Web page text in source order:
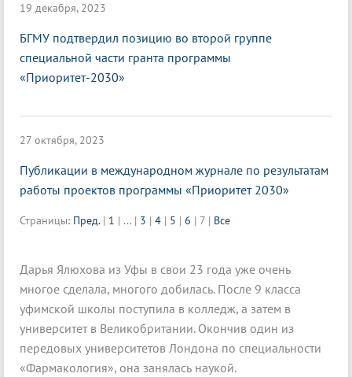
19 декабря, 2023
БГМУ подтвердил позицию во второй группе
специальной части гранта программы
«Приоритет-2030»
27 октября, 2023
Публикации в международном журнале по результатам
работы проектов программы «Приоритет 2030»
Страницы: Пред. | 1 | ... | 3 | 4 | 5 | 6 | 7 | Все
Дарья Ялюхова из Уфы в свои 23 года уже очень
многое сделала, многого добилась. После 9 класса
уфимской школы поступила в колледж, а затем в
университет в Великобритании. Окончив один из
передовых университетов Лондона по специальности
«Фармакология», она занялась наукой.